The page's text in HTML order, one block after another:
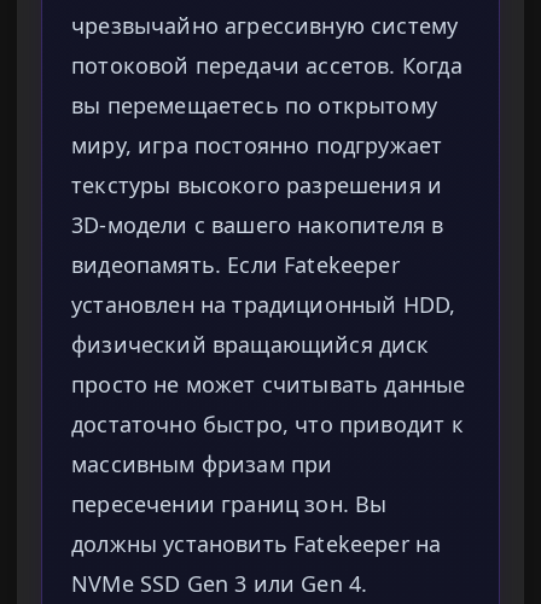
чрезвычайно агрессивную систему
потоковой передачи ассетов. Когда
вы перемещаетесь по открытому
миру, игра постоянно подгружает
текстуры высокого разрешения и
3D-модели с вашего накопителя в
видеопамять. Если Fatekeeper
установлен на традиционный HDD,
физический вращающийся диск
просто не может считывать данные
достаточно быстро, что приводит к
массивным фризам при
пересечении границ зон. Вы
должны установить Fatekeeper на
NVMe SSD Gen 3 или Gen 4.